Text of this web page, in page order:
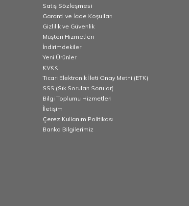
Satış Sözleşmesi
Garanti ve İade Koşulları
Gizlilik ve Güvenlik
Müşteri Hizmetleri
İndirimdekiler
Yeni Ürünler
KVKK
Ticari Elektronik İleti Onay Metni (ETK)
SSS (Sık Sorulan Sorular)
Bilgi Toplumu Hizmetleri
İletişim
Çerez Kullanım Politikası
Banka Bilgilerimiz